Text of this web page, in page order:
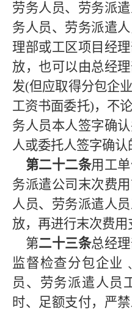
劳务人员、劳务派
务人员、劳务派遣
理部或工区项目经
放，也可以由总经
发(但应取得分包企
工资书面委托)，不
务人员本人签字确
人或委托人签字确认
第二十二条用工
务派遣公司末次费
人员、劳务派遣人
放，再进行末次费用
第二十三条总经
监督检查分包企业
员、劳务派遣人员
时、足额支付，严